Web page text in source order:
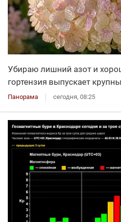
Убираю лишний азот и
гортензия выпускает
Панорама сегодня, 08:25